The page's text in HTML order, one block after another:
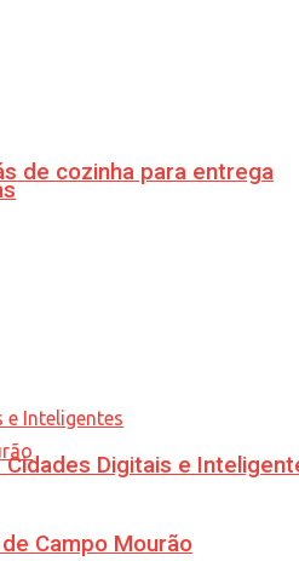
de cozinha para entrega
Campo Mourão
Digitais e